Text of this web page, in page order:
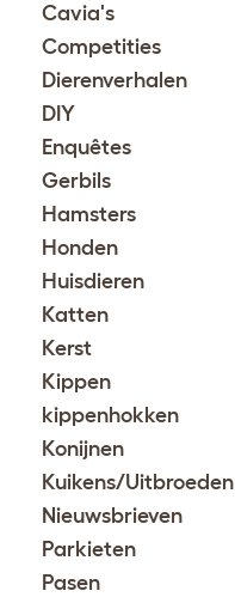
Cavia's
Competities
Dierenverhalen
DIY
Enquêtes
Gerbils
Hamsters
Honden
Huisdieren
Katten
Kerst
Kippen
kippenhokken
Konijnen
Kuikens/Uitbroeden
Nieuwsbrieven
Parkieten
Pasen